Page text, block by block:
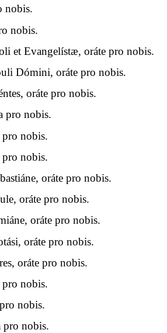
nobis.
nobis.
et Evangelístæ, oráte pro nobis.
Dómini, oráte pro nobis.
oráte pro nobis.
pro nobis.
pro nobis.
pro nobis.
oráte pro nobis.
oráte pro nobis.
oráte pro nobis.
oráte pro nobis.
oráte pro nobis.
pro nobis.
nobis.
pro nobis.